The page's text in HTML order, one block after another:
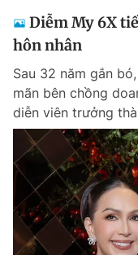
Chuyên mục khác
Chào ngày mới
Tin thị trường
Video
Thông tin tài
Đổi mật khẩu
Tin đã lưu
Tin đã xem
Đăng xuất
Diễm My 6X
hôn nhân
Sau 32 năm gắn
mãn bên chồng
diễn viên trưởng